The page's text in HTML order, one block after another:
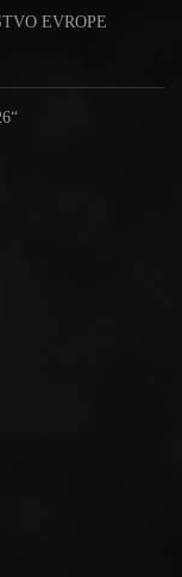
EVROPE